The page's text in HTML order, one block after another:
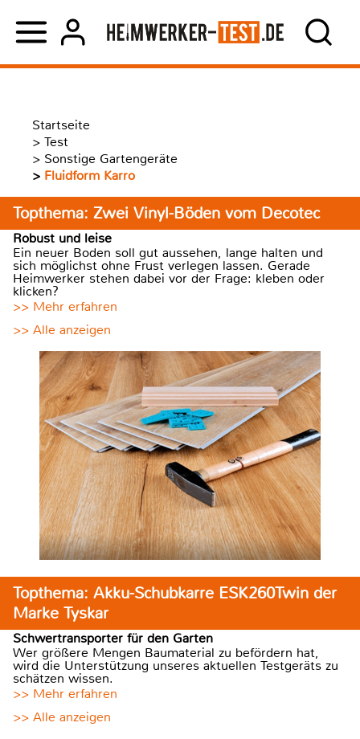
Startseite
> Test
> Sonstige Gartengeräte
> Fluidform Karro
Topthema: Zwei Vinyl-Böden vom Decotec
Robust und leise
Ein neuer Boden soll gut aussehen, lange halten und
sich möglichst ohne Frust verlegen lassen. Gerade
Heimwerker stehen dabei vor der Frage: kleben oder
klicken?
>> Mehr erfahren
>> Alle anzeigen
Topthema: Akku-Schubkarre ESK260Twin der
Marke Tyskar
Schwertransporter für den Garten
Wer größere Mengen Baumaterial zu befördern hat,
wird die Unterstützung unseres aktuellen Testgeräts zu
schätzen wissen.
>> Mehr erfahren
>> Alle anzeigen